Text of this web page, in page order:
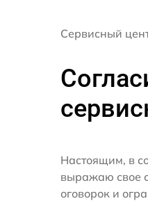
Сервисный
Настоящим, в
выражаю свое
оговорок и